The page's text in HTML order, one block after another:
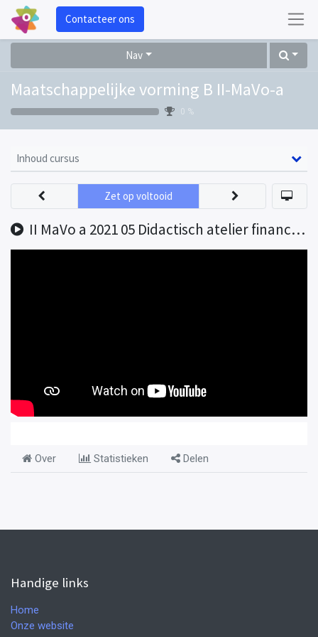
Contacteer ons
Nav
Maatschappelijke vorming B II-MaVo-a
0 %
Inhoud cursus
II MaVo a 2021 05 Didactisch atelier financieel economische vorming opname
Zet op voltooid
Over Statistieken Delen
Handige links
Home
Onze website